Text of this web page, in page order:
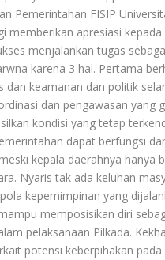
Pemerintahan FISIP
memberikan apresiasi
menjalankan tugas
karena 3 hal. Pertama
dan keamanan dan politik
dan pengawasan yang
kondisi yang tetap
dapat berfungsi
kepala daerahnya hanya
Nyaris tak ada keluhan
kepemimpinan yang
memposisikan diri
pelaksanaan Pilkada.
potensi keberpihakan pada